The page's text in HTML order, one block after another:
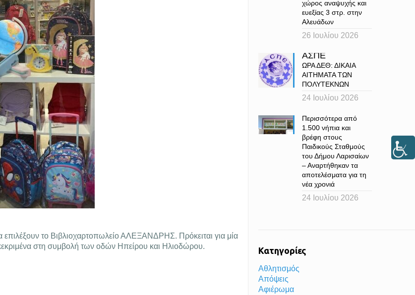
το Βιβλιοχαρτοπωλείο ΑΛΕΞΑΝΔΡΗΣ. Πρόκειται για μία
στη συμβολή των οδών Ηπείρου και Ηλιοδώρου.
χώρος αναψυχής και
ευεξίας 3 στρ. στην
Αλευάδων
26 Ιουλίου 2026
ΑΣΠΕ
ΩΡΑ ΔΕΘ: ΔΙΚΑΙΑ
ΑΙΤΗΜΑΤΑ ΤΩΝ
ΠΟΛΥΤΕΚΝΩΝ
24 Ιουλίου 2026
Περισσότερα από
1.500 νήπια και
βρέφη στους
Παιδικούς Σταθμούς
του Δήμου Λαρισαίων
– Αναρτήθηκαν τα
αποτελέσματα για τη
νέα χρονιά
24 Ιουλίου 2026
Κατηγορίες
Αθλητισμός
Απόψεις
Αφιέρωμα